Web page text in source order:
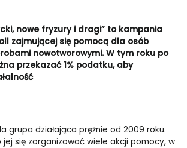
nowe fryzury i dragi” to kampania
zajmującej się pomocą dla osób
nowotworowymi. W tym roku po
przekazać 1% podatku, aby
grupa działająca prężnie od 2009 roku.
jej się zorganizować wiele akcji pomocy, w